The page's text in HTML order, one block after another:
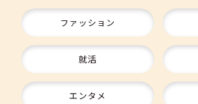
ファッション
就活
エンタメ
9